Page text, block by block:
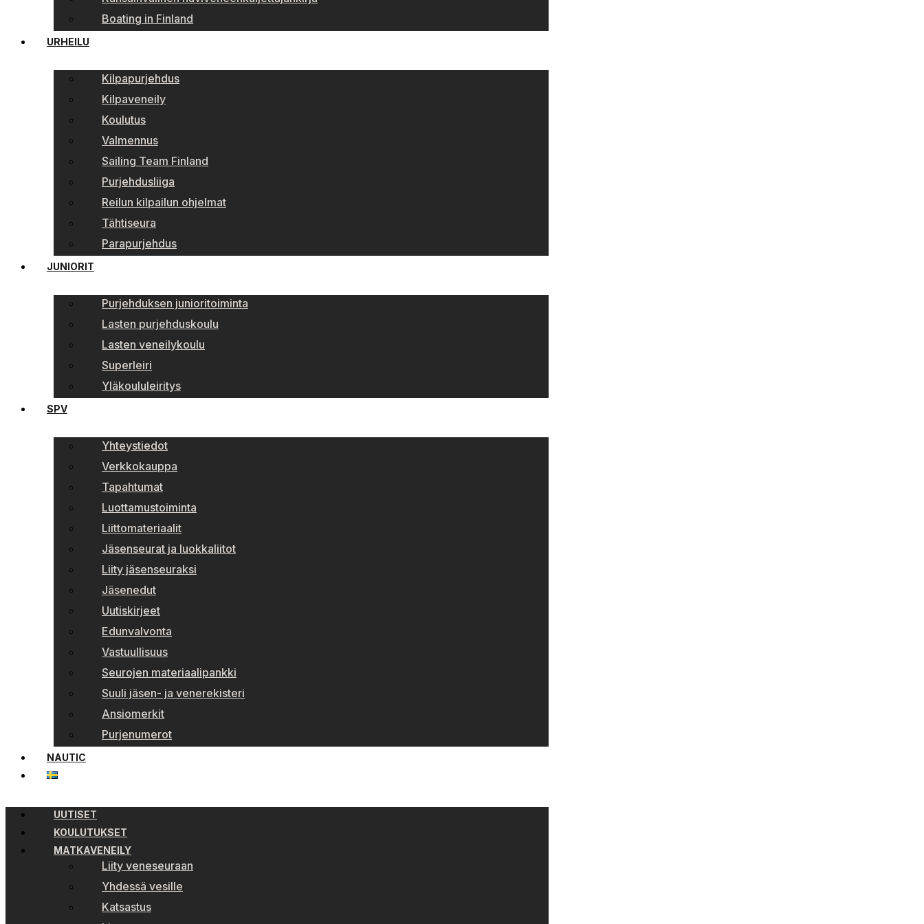
Boating in Finland
URHEILU
Kilpapurjehdus
Kilpaveneily
Koulutus
Valmennus
Sailing Team Finland
Purjehdusliiga
Reilun kilpailun ohjelmat
Tähtiseura
Parapurjehdus
JUNIORIT
Purjehduksen junioritoiminta
Lasten purjehduskoulu
Lasten veneilykoulu
Superleiri
Yläkoululeiritys
SPV
Yhteystiedot
Verkkokauppa
Tapahtumat
Luottamustoiminta
Liittomateriaalit
Jäsenseurat ja luokkaliitot
Liity jäsenseuraksi
Jäsenedut
Uutiskirjeet
Edunvalvonta
Vastuullisuus
Seurojen materiaalipankki
Suuli jäsen- ja venerekisteri
Ansiomerkit
Purjenumerot
NAUTIC
UUTISET
KOULUTUKSET
MATKAVENEILY
Liity veneseuraan
Yhdessä vesille
Katsastus